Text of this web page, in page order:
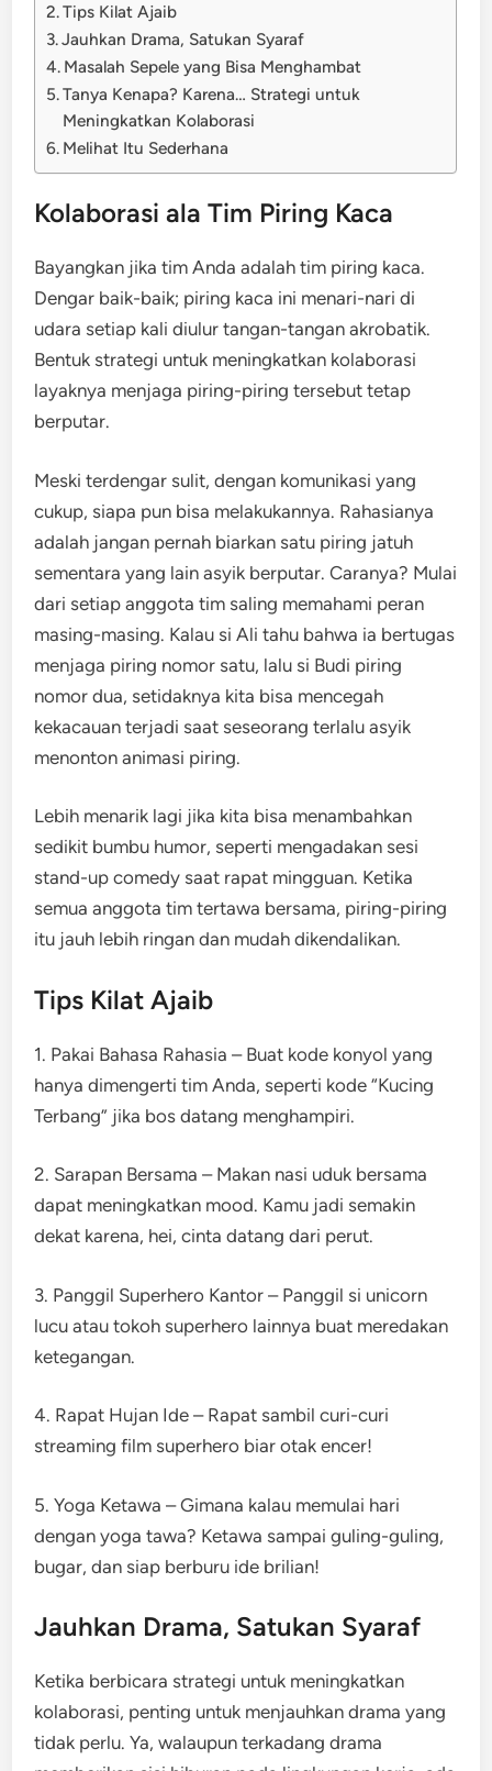
Tips Kilat Ajaib
Jauhkan Drama, Satukan Syaraf
Masalah Sepele yang Bisa Menghambat
Tanya Kenapa? Karena… Strategi untuk
Meningkatkan Kolaborasi
Melihat Itu Sederhana
Kolaborasi ala Tim Piring Kaca
Bayangkan jika tim Anda adalah tim piring kaca.
Dengar baik-baik; piring kaca ini menari-nari di
udara setiap kali diulur tangan-tangan akrobatik.
Bentuk strategi untuk meningkatkan kolaborasi
layaknya menjaga piring-piring tersebut tetap
berputar.
Meski terdengar sulit, dengan komunikasi yang
cukup, siapa pun bisa melakukannya. Rahasianya
adalah jangan pernah biarkan satu piring jatuh
sementara yang lain asyik berputar. Caranya? Mulai
dari setiap anggota tim saling memahami peran
masing-masing. Kalau si Ali tahu bahwa ia bertugas
menjaga piring nomor satu, lalu si Budi piring
nomor dua, setidaknya kita bisa mencegah
kekacauan terjadi saat seseorang terlalu asyik
menonton animasi piring.
Lebih menarik lagi jika kita bisa menambahkan
sedikit bumbu humor, seperti mengadakan sesi
stand-up comedy saat rapat mingguan. Ketika
semua anggota tim tertawa bersama, piring-piring
itu jauh lebih ringan dan mudah dikendalikan.
Tips Kilat Ajaib
1. Pakai Bahasa Rahasia – Buat kode konyol yang
hanya dimengerti tim Anda, seperti kode “Kucing
Terbang” jika bos datang menghampiri.
2. Sarapan Bersama – Makan nasi uduk bersama
dapat meningkatkan mood. Kamu jadi semakin
dekat karena, hei, cinta datang dari perut.
3. Panggil Superhero Kantor – Panggil si unicorn
lucu atau tokoh superhero lainnya buat meredakan
ketegangan.
4. Rapat Hujan Ide – Rapat sambil curi-curi
streaming film superhero biar otak encer!
5. Yoga Ketawa – Gimana kalau memulai hari
dengan yoga tawa? Ketawa sampai guling-guling,
bugar, dan siap berburu ide brilian!
Jauhkan Drama, Satukan Syaraf
Ketika berbicara strategi untuk meningkatkan
kolaborasi, penting untuk menjauhkan drama yang
tidak perlu. Ya, walaupun terkadang drama